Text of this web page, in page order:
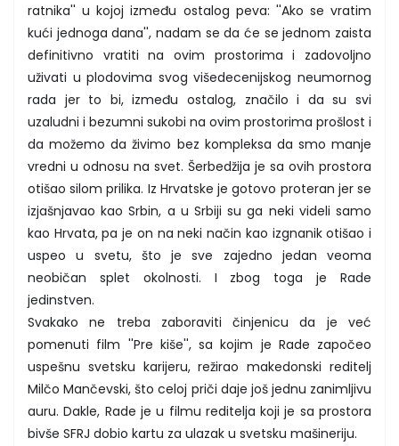
ratnika'' u kojoj između ostalog peva: ''Ako se vratim
kući jednoga dana'', nadam se da će se jednom zaista
definitivno vratiti na ovim prostorima i zadovoljno
uživati u plodovima svog višedecenijskog neumornog
rada jer to bi, između ostalog, značilo i da su svi
uzaludni i bezumni sukobi na ovim prostorima prošlost i
da možemo da živimo bez kompleksa da smo manje
vredni u odnosu na svet. Šerbedžija je sa ovih prostora
otišao silom prilika. Iz Hrvatske je gotovo proteran jer se
izjašnjavao kao Srbin, a u Srbiji su ga neki videli samo
kao Hrvata, pa je on na neki način kao izgnanik otišao i
uspeo u svetu, što je sve zajedno jedan veoma
neobičan splet okolnosti. I zbog toga je Rade
jedinstven.
Svakako ne treba zaboraviti činjenicu da je već
pomenuti film ''Pre kiše'', sa kojim je Rade započeo
uspešnu svetsku karijeru, režirao makedonski reditelj
Milčo Mančevski, što celoj priči daje još jednu zanimljivu
auru. Dakle, Rade je u filmu reditelja koji je sa prostora
bivše SFRJ dobio kartu za ulazak u svetsku mašineriju.